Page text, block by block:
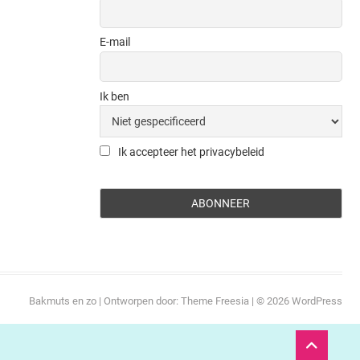
E-mail
Ik ben
Ik accepteer het privacybeleid
Bakmuts en zo | Ontworpen door: Theme Freesia | © 2026 WordPress